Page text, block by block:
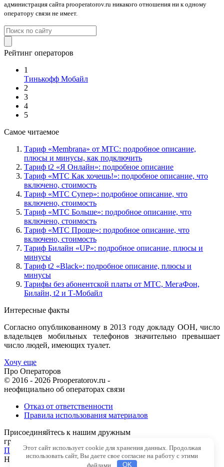
администрация сайта prooperatorov.ru никакого отношения ни к одному
оператору связи не имеет.
Рейтинг операторов
1
Тинькофф Мобайл
2
3
4
5
Самое читаемое
Тариф «Membrana» от МТС: подробное описание,
плюсы и минусы, как подключить
Тариф t2 «Я Онлайн»: подробное описание
Тариф «МТС Как хочешь!»: подробное описание, что
включено, стоимость
Тариф «МТС Супер»: подробное описание, что
включено, стоимость
Тариф «МТС Больше»: подробное описание, что
включено, стоимость
Тариф «МТС Проще»: подробное описание, что
включено, стоимость
Тариф Билайн «UP»: подробное описание, плюсы и
минусы
Тариф t2 «Black»: подробное описание, плюсы и
минусы
Тарифы без абонентской платы от МТС, МегаФон,
Билайн, t2 и Т-Мобайл
Интересные факты
Согласно опубликованному в 2013 году докладу ООН, число
владельцев мобильных телефонов значительно превышает
число людей, имеющих туалет.
Хочу еще
Про Операторов
© 2016 - 2026 Prooperatorov.ru -
неофициально об операторах связи
Отказ от ответственности
Правила использования материалов
Присоединяйтесь к нашим дружным
группам в социальных сетях
Подобрать свой тариф
Наверх
Этот сайт использует cookie для хранения данных. Продолжая
использовать сайт, Вы даете свое согласие на работу с этими
файлами.
OK